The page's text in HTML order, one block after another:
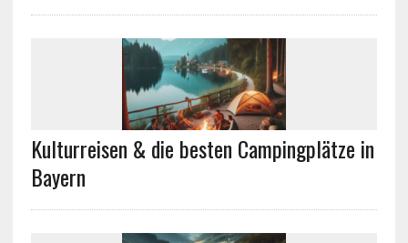
Kulturreisen & die besten Campingplätze in
Bayern